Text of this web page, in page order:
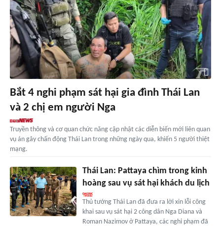
Bắt 4 nghi phạm sát hại gia đình Thái Lan
và 2 chị em người Nga
Truyền thông và cơ quan chức năng cập nhật các diễn biến mới liên quan
vụ án gây chấn động Thái Lan trong những ngày qua, khiến 5 người thiệt
mạng.
Thái Lan: Pattaya chìm trong kinh
hoàng sau vụ sát hại khách du lịch
Thủ tướng Thái Lan đã đưa ra lời xin lỗi công
khai sau vụ sát hại 2 công dân Nga Diana và
Roman Nazimov ở Pattaya, các nghi phạm đã